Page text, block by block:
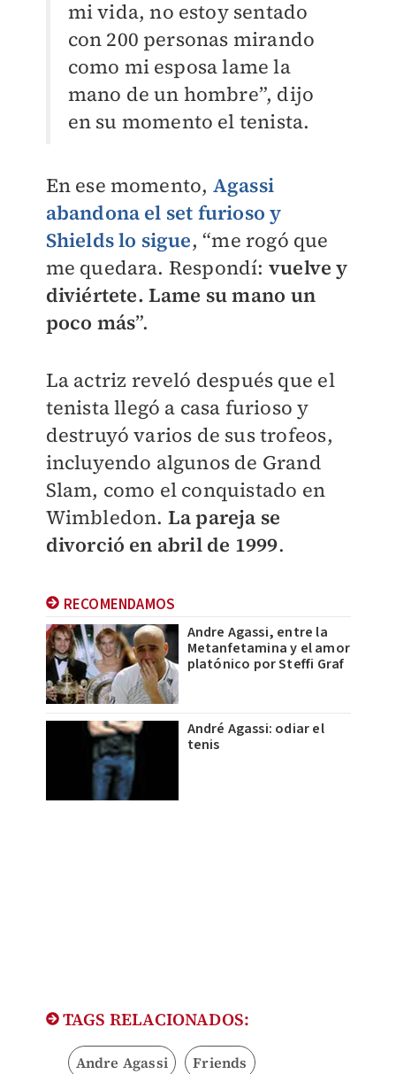
mi vida, no estoy sentado
con 200 personas mirando
como mi esposa lame la
mano de un hombre”, dijo
en su momento el tenista.
En ese momento, Agassi
abandona el set furioso y
Shields lo sigue, “me rogó que
me quedara. Respondí: vuelve y
diviértete. Lame su mano un
poco más”.
La actriz reveló después que el
tenista llegó a casa furioso y
destruyó varios de sus trofeos,
incluyendo algunos de Grand
Slam, como el conquistado en
Wimbledon. La pareja se
divorció en abril de 1999.
RECOMENDAMOS
Andre Agassi, entre la
Metanfetamina y el amor
platónico por Steffi Graf
André Agassi: odiar el
tenis
TAGS RELACIONADOS:
Andre Agassi Friends